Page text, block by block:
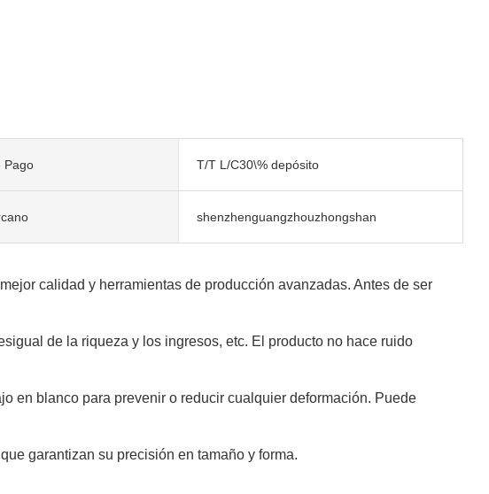
Pago T/T L/C30\% depósito
shenzhenguangzhouzhongshan
calidad y herramientas de producción avanzadas. Antes de ser
de la riqueza y los ingresos, etc. El producto no hace ruido
en blanco para prevenir o reducir cualquier deformación. Puede
garantizan su precisión en tamaño y forma.